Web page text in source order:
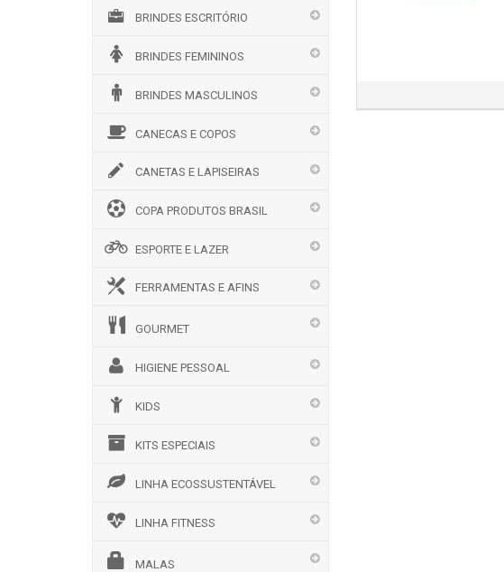
BRINDES ESCRITÓRIO
BRINDES FEMININOS
BRINDES MASCULINOS
CANECAS E COPOS
CANETAS E LAPISEIRAS
COPA PRODUTOS BRASIL
ESPORTE E LAZER
FERRAMENTAS E AFINS
GOURMET
HIGIENE PESSOAL
KIDS
KITS ESPECIAIS
LINHA ECOSSUSTENTÁVEL
LINHA FITNESS
MALAS